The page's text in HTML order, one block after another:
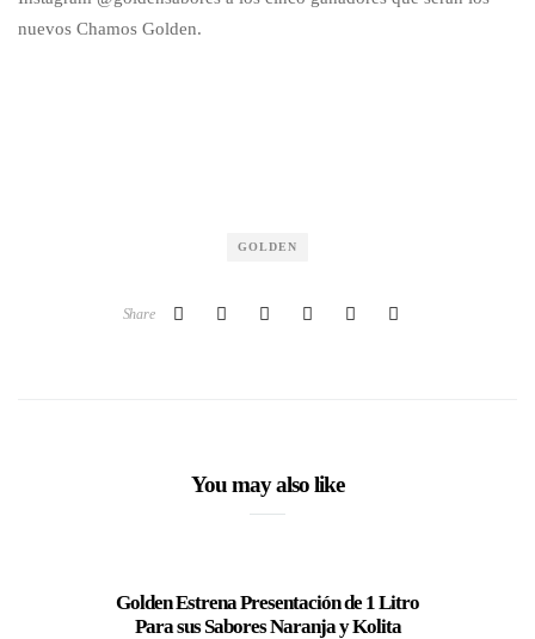
nuevos Chamos Golden.
GOLDEN
Share
You may also like
Golden Estrena Presentación de 1 Litro
Para sus Sabores Naranja y Kolita